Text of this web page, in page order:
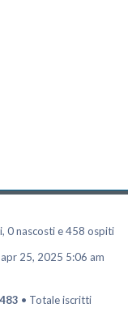
0 nascosti e 458 ospiti
25, 2025 5:06 am
• Totale iscritti